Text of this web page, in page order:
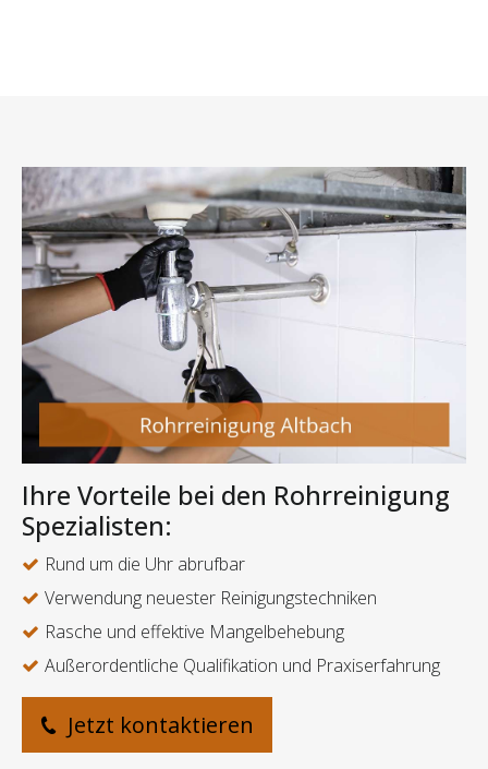
Ihre Vorteile bei den Rohrreinigung
Spezialisten:
Rund um die Uhr abrufbar
Verwendung neuester Reinigungstechniken
Rasche und effektive Mangelbehebung
Außerordentliche Qualifikation und Praxiserfahrung
Jetzt kontaktieren